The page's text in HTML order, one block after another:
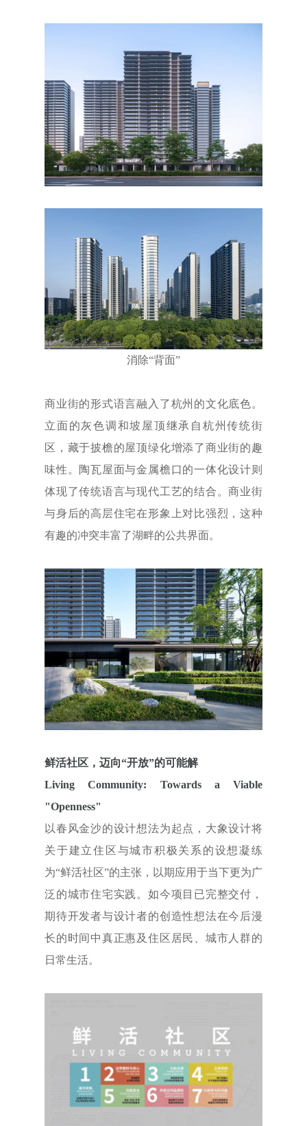
消除“背面”
商业街的形式语言融入了杭州的文化底色。
立面的灰色调和坡屋顶继承自杭州传统街
区，藏于披檐的屋顶绿化增添了商业街的趣
味性。陶瓦屋面与金属檐口的一体化设计则
体现了传统语言与现代工艺的结合。商业街
与身后的高层住宅在形象上对比强烈，这种
有趣的冲突丰富了湖畔的公共界面。
鲜活社区，迈向“开放”的可能解
Living Community: Towards a Viable
"Openness"
以春风金沙的设计想法为起点，大象设计将
关于建立住区与城市积极关系的设想凝练
为“鲜活社区”的主张，以期应用于当下更为广
泛的城市住宅实践。如今项目已完整交付，
期待开发者与设计者的创造性想法在今后漫
长的时间中真正惠及住区居民、城市人群的
日常生活。